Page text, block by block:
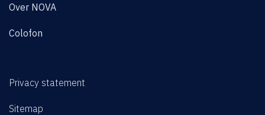
Over NOVA
Colofon
Privacy statement
Sitemap